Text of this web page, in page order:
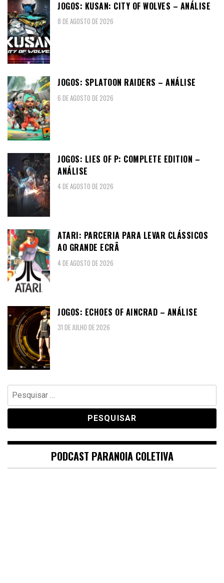
JOGOS: KUSAN: CITY OF WOLVES – ANÁLISE
8 DE AGOSTO DE 2026
JOGOS: SPLATOON RAIDERS – ANÁLISE
6 DE AGOSTO DE 2026
JOGOS: LIES OF P: COMPLETE EDITION –
ANÁLISE
4 DE AGOSTO DE 2026
ATARI: PARCERIA PARA LEVAR CLÁSSICOS
AO GRANDE ECRÃ
4 DE AGOSTO DE 2026
JOGOS: ECHOES OF AINCRAD – ANÁLISE
31 DE JULHO DE 2026
Pesquisar
por:
PODCAST PARANOIA COLETIVA